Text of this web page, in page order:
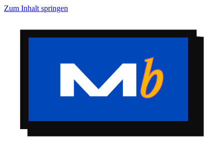
Zum Inhalt springen